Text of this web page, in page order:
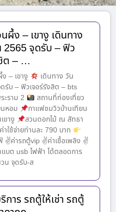
ผึ้ง – เขางู เดินทาง
จุดรับ – ฟิว
ต – …
– เขางู
เดินทาง วัน
รับ – ฟิวเจอร์รังสิต – bts
ะราม 2
สถานที่ท่องเที่ยว
หอม
กาแฟชมวิวบ้านเทียน
ขางู
สวนดอกไม้ ณ สัทธา
ค่าใช้จ่ายท่านละ 790 บาท
✌ค่ารถตู้vip ✌ค่าเชื้อเพลิง ✌
บต usb ไฟฟ้า ได้ตลอดการ
วน จุดรับ-ส
าร รถตู้ให้เช่า รถตู้